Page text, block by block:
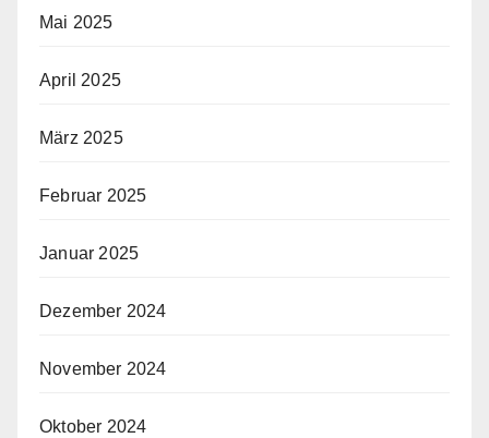
Mai 2025
April 2025
März 2025
Februar 2025
Januar 2025
Dezember 2024
November 2024
Oktober 2024